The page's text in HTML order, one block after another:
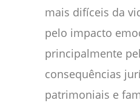
mais difíceis da
pelo impacto
principalmente
consequências
patrimoniais e